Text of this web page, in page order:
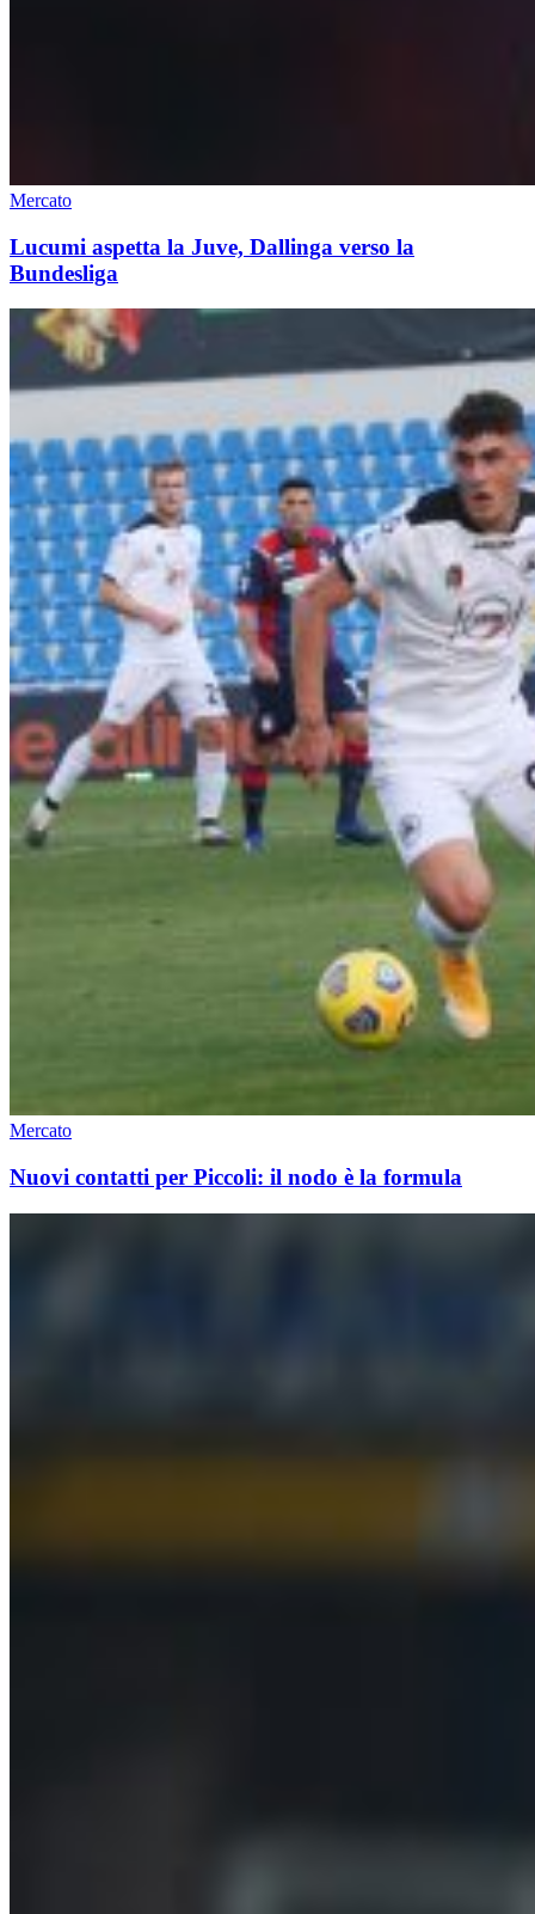
Mercato
Lucumi aspetta la Juve, Dallinga verso la
Bundesliga
Mercato
Nuovi contatti per Piccoli: il nodo è la formula